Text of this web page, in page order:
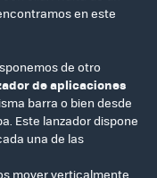
en este
de otro
de aplicaciones
barra o bien desde
Este lanzador dispone
una de las
mover verticalmente